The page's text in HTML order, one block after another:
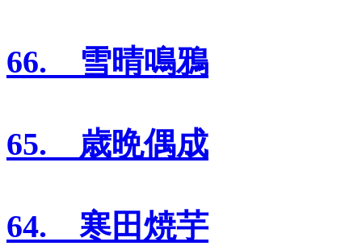
66. 雪晴鳴鴉
65. 歳晩偶成
64. 寒田焼芋